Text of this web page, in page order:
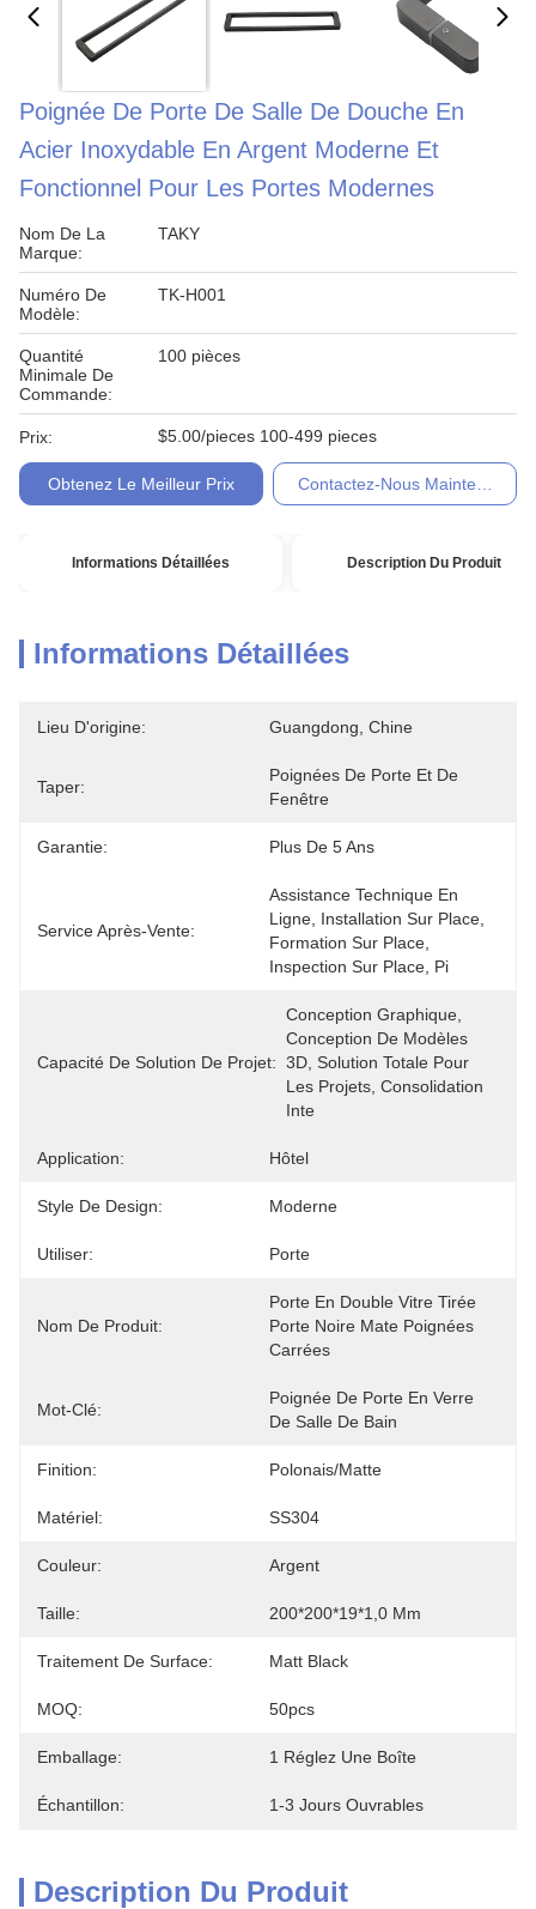
Poignée De Porte De Salle De Douche En
Acier Inoxydable En Argent Moderne Et
Fonctionnel Pour Les Portes Modernes
Nom De La
Marque:
TAKY
Numéro De
Modèle:
TK-H001
Quantité
Minimale De
Commande:
100 pièces
Prix: $5.00/pieces 100-499 pieces
Obtenez Le Meilleur Prix Contactez-Nous Maintenant
Informations Détaillées Description Du Produit
Informations Détaillées
Lieu D'origine: Guangdong, Chine
Taper:
Poignées De Porte Et De
Fenêtre
Garantie: Plus De 5 Ans
Service Après-Vente:
Assistance Technique En
Ligne, Installation Sur Place,
Formation Sur Place,
Inspection Sur Place, Pi
Capacité De Solution De Projet:
Conception Graphique,
Conception De Modèles
3D, Solution Totale Pour
Les Projets, Consolidation
Inte
Application: Hôtel
Style De Design: Moderne
Utiliser: Porte
Nom De Produit:
Porte En Double Vitre Tirée
Porte Noire Mate Poignées
Carrées
Mot-Clé:
Poignée De Porte En Verre
De Salle De Bain
Finition: Polonais/matte
Matériel: SS304
Couleur: Argent
Taille: 200*200*19*1,0 Mm
Traitement De Surface: Matt Black
MOQ: 50pcs
Emballage: 1 Réglez Une Boîte
Échantillon: 1-3 Jours Ouvrables
Description Du Produit